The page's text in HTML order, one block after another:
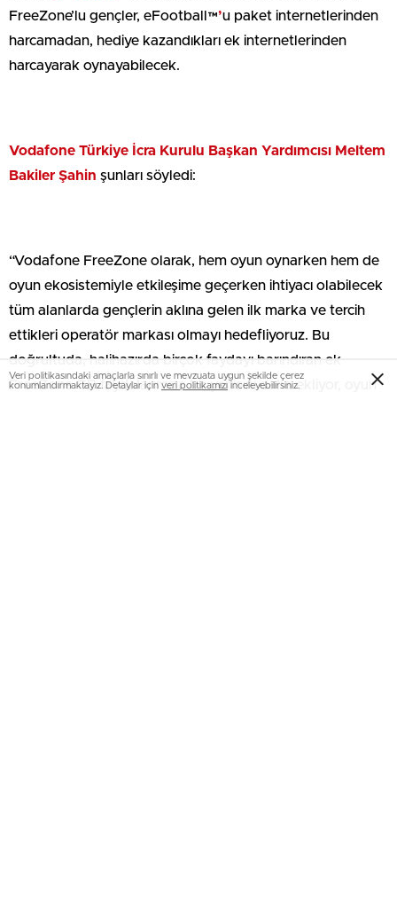
FreeZone’lu gençler, eFootball™’u paket internetlerinden
harcamadan, hediye kazandıkları ek internetlerinden
harcayarak oynayabilecek.
Vodafone Türkiye İcra Kurulu Başkan Yardımcısı Meltem
Bakiler Şahin şunları söyledi:
“Vodafone FreeZone olarak, hem oyun oynarken hem de
oyun ekosistemiyle etkileşime geçerken ihtiyacı olabilecek
tüm alanlarda gençlerin aklına gelen ilk marka ve tercih
ettikleri operatör markası olmayı hedefliyoruz. Bu
doğrultuda, halihazırda birçok faydayı barındıran ek
FreeZone GB faydalarımıza bir yenisini daha ekliyor, oyun
Veri politikasındaki amaçlarla sınırlı ve mevzuata uygun şekilde çerez
konumlandırmaktayız. Detaylar için veri politikamızı inceleyebilirsiniz.